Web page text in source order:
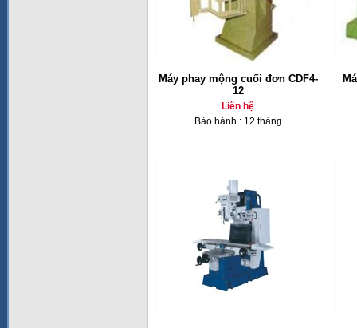
Máy phay mộng cuối đơn CDF4-
12
Liên hệ
Bảo hành : 12 tháng